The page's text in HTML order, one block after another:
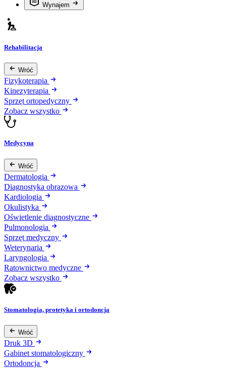
Wynajem
Rehabilitacja
Wróć
Fizykoterapia
Kinezyterapia
Sprzęt ortopedyczny
Zobacz wszystko
Medycyna
Wróć
Dermatologia
Diagnostyka obrazowa
Kardiologia
Okulistyka
Oświetlenie diagnostyczne
Pulmonologia
Sprzęt medyczny
Weterynaria
Laryngologia
Ratownictwo medyczne
Zobacz wszystko
Stomatologia, protetyka i ortodoncja
Wróć
Druk 3D
Gabinet stomatologiczny
Ortodoncja